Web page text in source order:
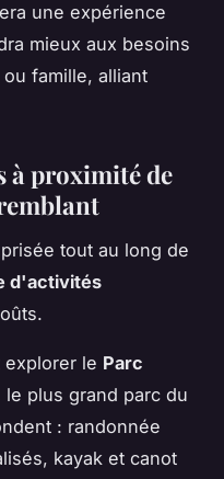
une expérience
mieux aux besoins
famille, alliant
à proximité de
tout au long de
d'activités
explorer le Parc
le plus grand parc du
: randonnée
kayak et canot